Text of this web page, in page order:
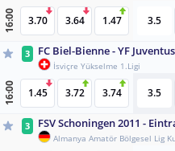
16:00 3.70 3.64 1.47 3.5
3 FC Biel-Bienne - YF Juventus
İsviçre Yükselme 1.Ligi
16:00 1.45 3.72 3.74 3.5
3 FSV Schoningen 2011 -
Almanya Amatör Bölgesel Lig